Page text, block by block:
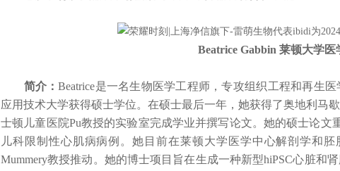
Beatrice Gabbin 莱顿大学医
简介：Beatrice是一名生物医学工程师，专攻组织工程和再生
应用技术大学获得硕士学位。在硕士最后一年，她获得了奥地利马
士顿儿童医院Pu教授的实验室完成学业并撰写论文。她的硕士论文
儿科限制性心肌病病例。她目前在莱顿大学医学中心解剖学和
Mummery教授推动。她的博士项目旨在生成一种新型hiPSC心脏和